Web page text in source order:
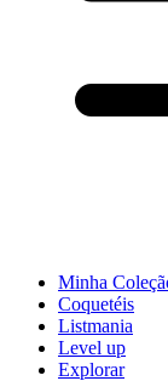
Minha
Coquetéis
Listmania
Level up
Explorar